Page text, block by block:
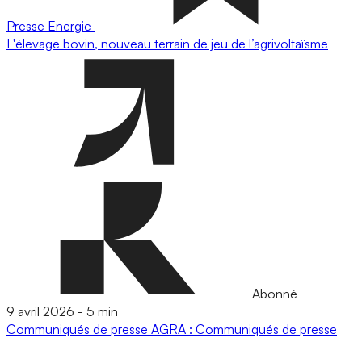
Presse Energie
L'élevage bovin, nouveau terrain de jeu de l’agrivoltaïsme
Abonné
9 avril 2026 - 5 min
Communiqués de presse AGRA : Communiqués de presse